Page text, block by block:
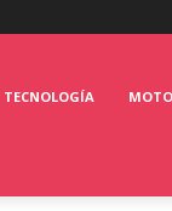
TECNOLOGÍA